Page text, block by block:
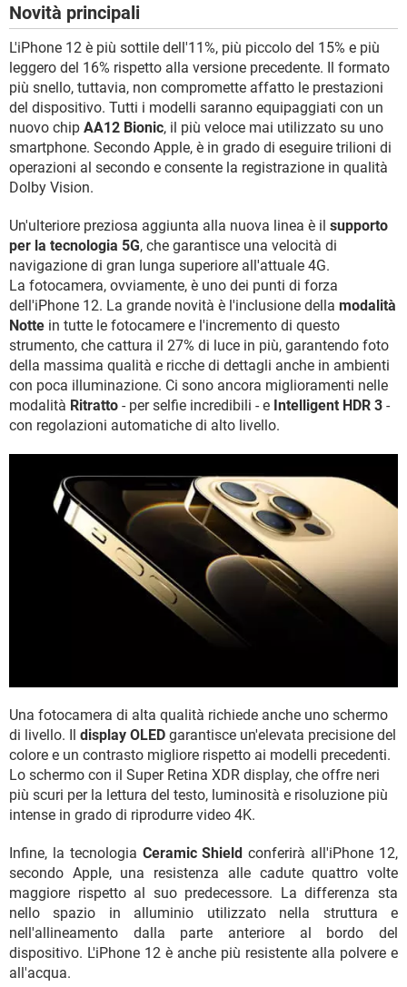
Novità principali
L'iPhone 12 è più sottile dell'11%, più piccolo del 15% e più
leggero del 16% rispetto alla versione precedente. Il formato
più snello, tuttavia, non compromette affatto le prestazioni
del dispositivo. Tutti i modelli saranno equipaggiati con un
nuovo chip AA12 Bionic, il più veloce mai utilizzato su uno
smartphone. Secondo Apple, è in grado di eseguire trilioni di
operazioni al secondo e consente la registrazione in qualità
Dolby Vision.
Un'ulteriore preziosa aggiunta alla nuova linea è il supporto
per la tecnologia 5G, che garantisce una velocità di
navigazione di gran lunga superiore all'attuale 4G.
La fotocamera, ovviamente, è uno dei punti di forza
dell'iPhone 12. La grande novità è l'inclusione della modalità
Notte in tutte le fotocamere e l'incremento di questo
strumento, che cattura il 27% di luce in più, garantendo foto
della massima qualità e ricche di dettagli anche in ambienti
con poca illuminazione. Ci sono ancora miglioramenti nelle
modalità Ritratto - per selfie incredibili - e Intelligent HDR 3 -
con regolazioni automatiche di alto livello.
Una fotocamera di alta qualità richiede anche uno schermo
di livello. Il display OLED garantisce un'elevata precisione del
colore e un contrasto migliore rispetto ai modelli precedenti.
Lo schermo con il Super Retina XDR display, che offre neri
più scuri per la lettura del testo, luminosità e risoluzione più
intense in grado di riprodurre video 4K.
Infine, la tecnologia Ceramic Shield conferirà all'iPhone 12,
secondo Apple, una resistenza alle cadute quattro volte
maggiore rispetto al suo predecessore. La differenza sta
nello spazio in alluminio utilizzato nella struttura e
nell'allineamento dalla parte anteriore al bordo del
dispositivo. L'iPhone 12 è anche più resistente alla polvere e
all'acqua.